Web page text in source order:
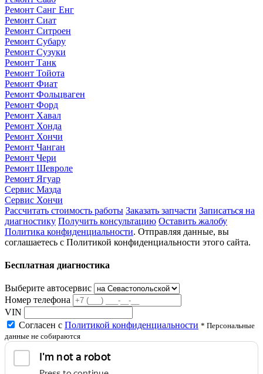
Ремонт Санг Енг
Ремонт Сиат
Ремонт Ситроен
Ремонт Субару
Ремонт Сузуки
Ремонт Танк
Ремонт Тойота
Ремонт Фиат
Ремонт Фольцваген
Ремонт Форд
Ремонт Хавал
Ремонт Хонда
Ремонт Хончи
Ремонт Чанган
Ремонт Чери
Ремонт Шевроле
Ремонт Ягуар
Сервис Мазда
Сервис Хончи
Рассчитать стоимость работы Заказать запчасти Записаться на
диагностику Получить консультацию Оставить жалобу
Политика конфиденциальности. Отправляя данные, вы
соглашаетесь с Политикой конфиденциальности этого сайта.
Бесплатная диагностика
Выберите автосервис
Номер телефона
VIN
Согласен с Политикой конфиденциальности * Персональные
данные не собираются